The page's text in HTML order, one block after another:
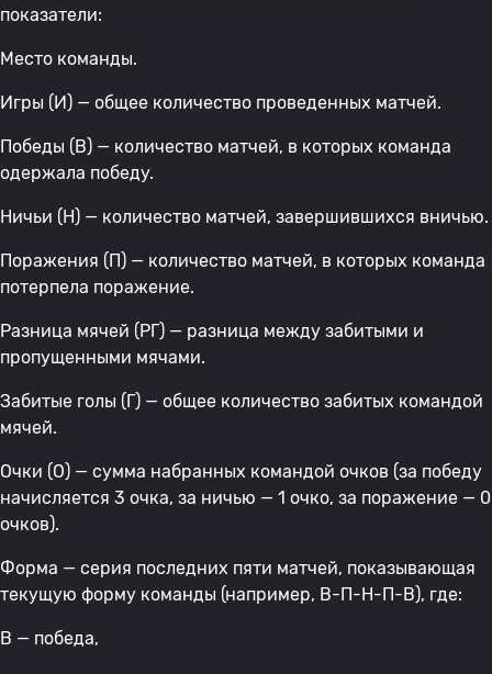
показатели:
Место команды.
Игры (И) — общее количество проведенных матчей.
Победы (В) — количество матчей, в которых команда
одержала победу.
Ничьи (Н) — количество матчей, завершившихся вничью.
Поражения (П) — количество матчей, в которых команда
потерпела поражение.
Разница мячей (РГ) — разница между забитыми и
пропущенными мячами.
Забитые голы (Г) — общее количество забитых командой
мячей.
Очки (О) — сумма набранных командой очков (за победу
начисляется 3 очка, за ничью — 1 очко, за поражение — 0
очков).
Форма — серия последних пяти матчей, показывающая
текущую форму команды (например, В-П-Н-П-В), где:
В — победа,